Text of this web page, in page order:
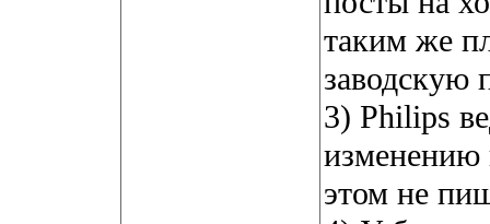
таким же
заводскую
3) Philips
изменению
этом не